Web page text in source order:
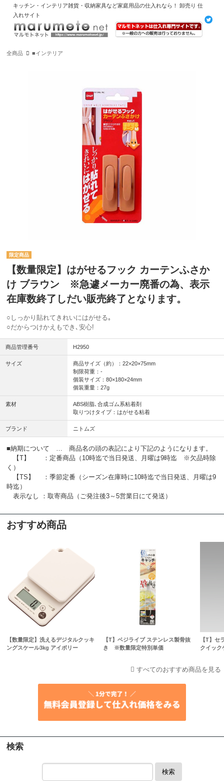
キッチン・インテリア雑貨・収納家具など家庭用品の仕入れなら！ 卸売り 仕
入れサイト
全商品 ■インテリア
【数量限定】はがせるフック カーテンふさか
け ブラウン ※急遽メーカー廃番の為、表示
在庫数終了しだい販売終了となります。
○しっかり貼れてきれいにはがせる｡
○だからつけかえもでき､安心!
商品管理番号 H2950
サイズ
商品サイズ（約）：22×20×75mm
制限荷重：-
個装サイズ：80×180×24mm
個装重量：27g
素材
ABS樹脂､合成ゴム系粘着剤
取りつけタイプ：はがせる粘着
ブランド ニトムズ
■納期について … 商品名の頭の表記により下記のようになります。
【T】 ：定番商品（10時迄で当日発送、月曜は9時迄 ※欠品時除
く）
【TS】 ：季節定番（シーズン在庫時に10時迄で当日発送、月曜は9
時迄）
表示なし ：取寄商品（ご発注後3～5営業日にて発送）
おすすめ商品
【数量限定】洗えるデジタルクッキ
ングスケール3kg アイボリー
【T】ベジライブ ステンレス製骨抜
き ※数量限定特別単価
【T】セ
クイック
すべてのおすすめ商品を見る
検索
検索